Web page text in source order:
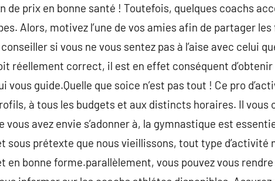
de prix en bonne santé ! Toutefois, quelques coachs
Alors, motivez l’une de vos amies afin de partager
si vous ne vous sentez pas à l’aise avec celui
réellement correct, il est en effet conséquent
vous guide.Quelle que soice n’est pas tout ! Ce pro
à tous les budgets et aux distincts horaires. Il
vous avez envie s’adonner à, la gymnastique est
sous prétexte que nous vieillissons, tout type d’activité
en bonne forme.parallèlement, vous pouvez vous